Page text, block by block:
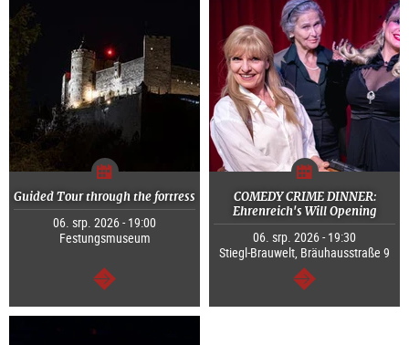
Guided Tour through the fortress
06. srp. 2026 - 19:00
Festungsmuseum
continue
COMEDY CRIME DINNER:
Ehrenreich's Will Opening
06. srp. 2026 - 19:30
Stiegl-Brauwelt, Bräuhausstraße 9
continue